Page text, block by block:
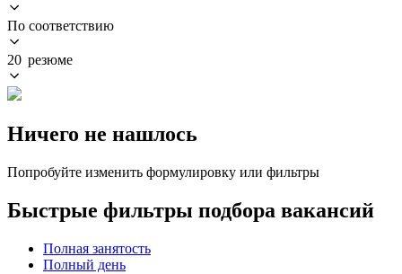
По соответствию
20 резюме
Ничего не нашлось
Попробуйте изменить формулировку или фильтры
Быстрые фильтры подбора вакансий
Полная занятость
Полный день